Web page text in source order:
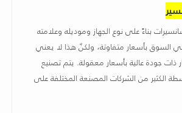
بناءً على نوع الجهاز وموديله وعلامته
في السوق بأسعار متفاوتة، ولكنّ هذا لا يعني
جودة عالية بأسعار معقولة. يتم تصنيع
الكثير من الشركات المصنعة المختلفة على